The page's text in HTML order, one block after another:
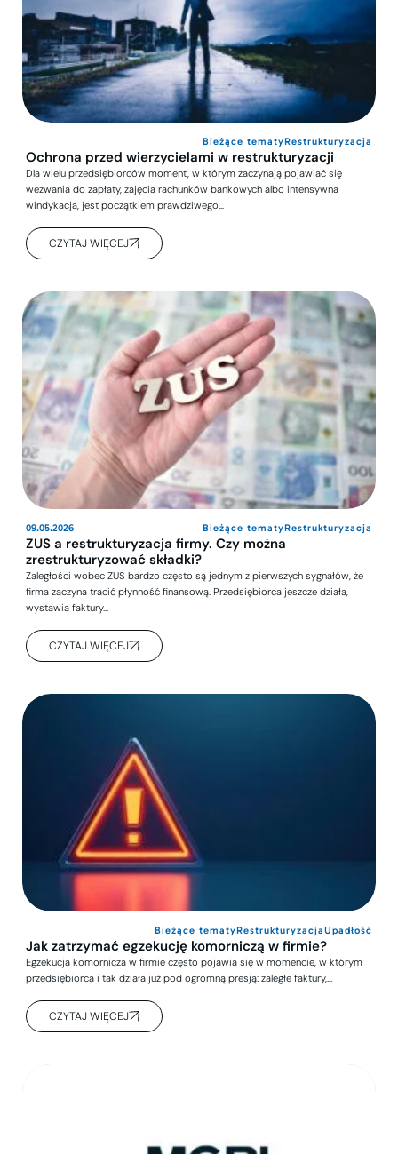
Bieżące tematyRestrukturyzacja
Ochrona przed wierzycielami w restrukturyzacji
Dla wielu przedsiębiorców moment, w którym zaczynają pojawiać się
wezwania do zapłaty, zajęcia rachunków bankowych albo intensywna
windykacja, jest początkiem prawdziwego…
CZYTAJ WIĘCEJ
09.05.2026 Bieżące tematyRestrukturyzacja
ZUS a restrukturyzacja firmy. Czy można
zrestrukturyzować składki?
Zaległości wobec ZUS bardzo często są jednym z pierwszych sygnałów, że
firma zaczyna tracić płynność finansową. Przedsiębiorca jeszcze działa,
wystawia faktury…
CZYTAJ WIĘCEJ
Bieżące tematyRestrukturyzacjaUpadłość
Jak zatrzymać egzekucję komorniczą w firmie?
Egzekucja komornicza w firmie często pojawia się w momencie, w którym
przedsiębiorca i tak działa już pod ogromną presją: zaległe faktury,…
CZYTAJ WIĘCEJ